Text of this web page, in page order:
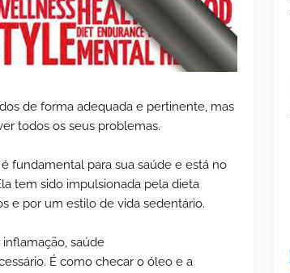
de forma adequada e pertinente, mas
todos os seus problemas.
fundamental para sua saúde e está no
tem sido impulsionada pela dieta
e por um estilo de vida sedentário.
saúde
É como checar o óleo e a